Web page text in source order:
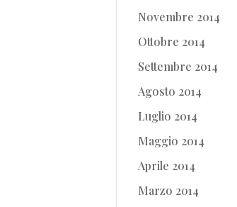
Novembre 2014
Ottobre 2014
Settembre 2014
Agosto 2014
Luglio 2014
Maggio 2014
Aprile 2014
Marzo 2014